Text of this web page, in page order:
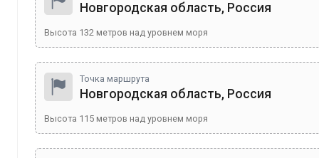
Новгородская область, Россия
Высота 132 метров над уровнем моря
Точка маршрута
Новгородская область, Россия
Высота 115 метров над уровнем моря